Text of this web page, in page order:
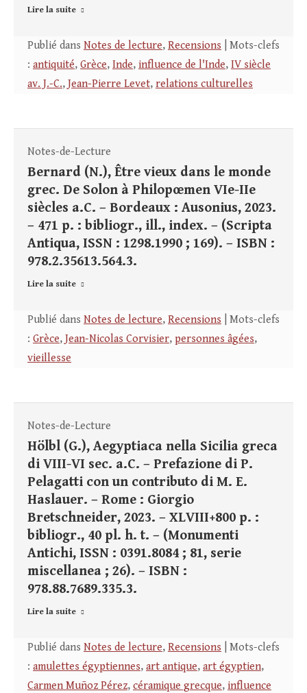
Lire la suite
Publié dans Notes de lecture, Recensions | Mots-clefs
: antiquité, Grèce, Inde, influence de l'Inde, IV siècle
av. J.-C., Jean-Pierre Levet, relations culturelles
Notes-de-Lecture
Bernard (N.), Être vieux dans le monde
grec. De Solon à Philopœmen VIe-IIe
siècles a.C. – Bordeaux : Ausonius, 2023.
– 471 p. : bibliogr., ill., index. – (Scripta
Antiqua, ISSN : 1298.1990 ; 169). – ISBN :
978.2.35613.564.3.
Lire la suite
Publié dans Notes de lecture, Recensions | Mots-clefs
: Grèce, Jean-Nicolas Corvisier, personnes âgées,
vieillesse
Notes-de-Lecture
Hölbl (G.), Aegyptiaca nella Sicilia greca
di VIII-VI sec. a.C. – Prefazione di P.
Pelagatti con un contributo di M. E.
Haslauer. – Rome : Giorgio
Bretschneider, 2023. – XLVIII+800 p. :
bibliogr., 40 pl. h. t. – (Monumenti
Antichi, ISSN : 0391.8084 ; 81, serie
miscellanea ; 26). – ISBN :
978.88.7689.335.3.
Lire la suite
Publié dans Notes de lecture, Recensions | Mots-clefs
: amulettes égyptiennes, art antique, art égyptien,
Carmen Muñoz Pérez, céramique grecque, influence